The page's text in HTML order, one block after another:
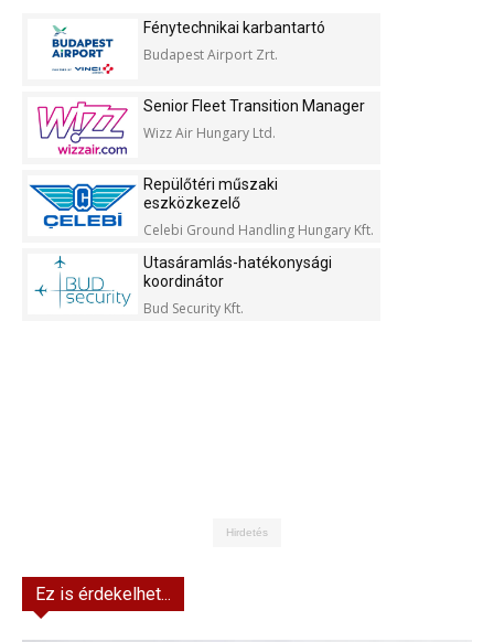
Fénytechnikai karbantartó
Budapest Airport Zrt.
Senior Fleet Transition Manager
Wizz Air Hungary Ltd.
Repülőtéri műszaki
eszközkezelő
Celebi Ground Handling Hungary Kft.
Utasáramlás-hatékonysági
koordinátor
Bud Security Kft.
Hirdetés
Ez is érdekelhet...